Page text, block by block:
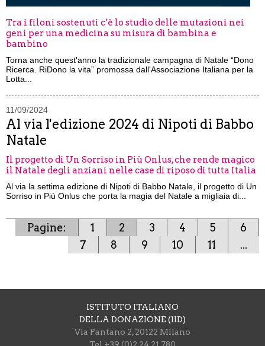
Tra i filoni sostenuti c’è lo studio delle mutazioni nei
geni per una medicina su misura di bambina e
bambino
Torna anche quest'anno la tradizionale campagna di Natale “Dono
Ricerca. RiDono la vita” promossa dall'Associazione Italiana per la
Lotta...
11/09/2024
Al via l'edizione 2024 di Nipoti di Babbo
Natale
Il progetto di Un Sorriso in Più Onlus, che rende magico
il Natale degli anziani nelle case di riposo di tutta Italia
Al via la settima edizione di Nipoti di Babbo Natale, il progetto di Un
Sorriso in Più Onlus che porta la magia del Natale a migliaia di...
Pagine: 1 2 3 4 5
6
7
8 9 10 11 ...
ISTITUTO ITALIANO
DELLA DONAZIONE (IID)
Via Pantano 2, 20122 Milano